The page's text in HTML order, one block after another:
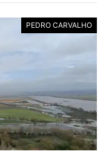
PEDRO CARVALHO